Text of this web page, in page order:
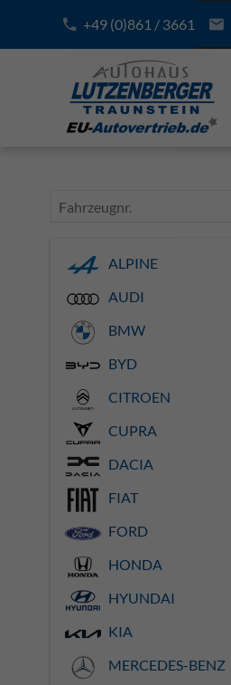
+49 (0)861 / 3661
Fahrzeugnr.
ALPINE
AUDI
BMW
BYD
CITROEN
CUPRA
DACIA
FIAT
FORD
HONDA
HYUNDAI
KIA
MERCEDES-BENZ